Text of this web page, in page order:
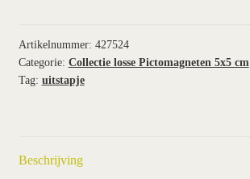
Artikelnummer: 427524
Categorie: Collectie losse Pictomagneten 5x5 cm
Tag: uitstapje
Beschrijving